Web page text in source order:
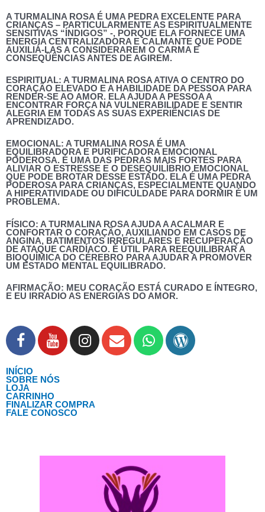
A TURMALINA ROSA É UMA PEDRA EXCELENTE PARA
CRIANÇAS – PARTICULARMENTE AS ESPIRITUALMENTE
SENSITIVAS “ÍNDIGOS” -, PORQUE ELA FORNECE UMA
ENERGIA CENTRALIZADORA E CALMANTE QUE PODE
AUXILIÁ-LAS A CONSIDERAREM O CARMA E
CONSEQÜÊNCIAS ANTES DE AGIREM.
ESPIRITUAL: A TURMALINA ROSA ATIVA O CENTRO DO
CORAÇÃO ELEVADO E A HABILIDADE DA PESSOA PARA
RENDER-SE AO AMOR. ELA AJUDA A PESSOA A
ENCONTRAR FORÇA NA VULNERABILIDADE E SENTIR
ALEGRIA EM TODAS AS SUAS EXPERIÊNCIAS DE
APRENDIZADO.
EMOCIONAL: A TURMALINA ROSA É UMA
EQUILIBRADORA E PURIFICADORA EMOCIONAL
PODEROSA. É UMA DAS PEDRAS MAIS FORTES PARA
ALIVIAR O ESTRESSE E O DESEQUILÍBRIO EMOCIONAL
QUE PODE BROTAR DESSE ESTADO. ELA É UMA PEDRA
PODEROSA PARA CRIANÇAS, ESPECIALMENTE QUANDO
A HIPERATIVIDADE OU DIFICULDADE PARA DORMIR É UM
PROBLEMA.
FÍSICO: A TURMALINA ROSA AJUDA A ACALMAR E
CONFORTAR O CORAÇÃO, AUXILIANDO EM CASOS DE
ANGINA, BATIMENTOS IRREGULARES E RECUPERAÇÃO
DE ATAQUE CARDÍACO. É ÚTIL PARA REEQUILIBRAR A
BIOQUÍMICA DO CÉREBRO PARA AJUDAR A PROMOVER
UM ESTADO MENTAL EQUILIBRADO.
AFIRMAÇÃO: MEU CORAÇÃO ESTÁ CURADO E ÍNTEGRO,
E EU IRRADIO AS ENERGIAS DO AMOR.
INÍCIO
SOBRE NÓS
LOJA
CARRINHO
FINALIZAR COMPRA
FALE CONOSCO